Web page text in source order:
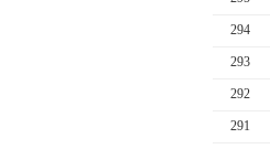
294
293
292
291